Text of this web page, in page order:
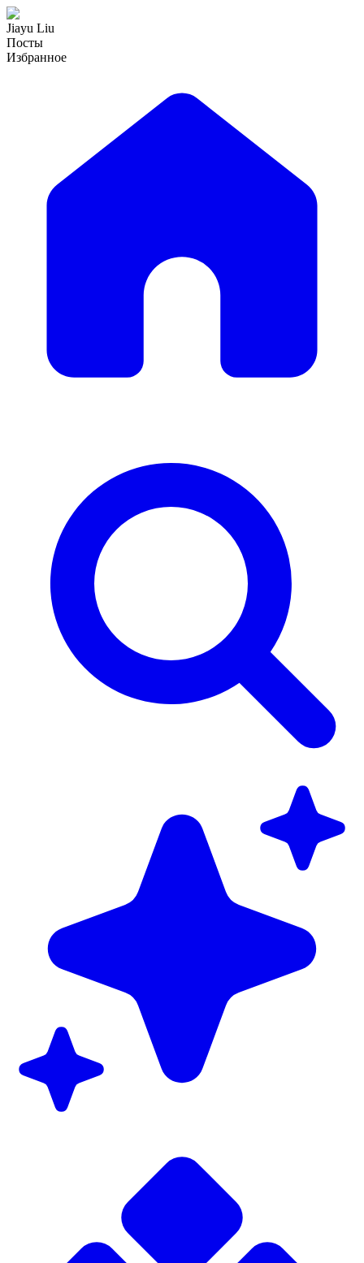
Jiayu Liu
Посты
Избранное